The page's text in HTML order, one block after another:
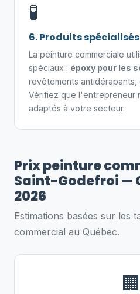
🧪
6. Produits spécialisés
La peinture commerciale
spéciaux : époxy pour les
revêtements
Vérifiez que l'entrepreneur
adaptés à votre secteur.
Prix peinture
Saint-Godefroi —
2026
Estimations basées sur les
commercial au Québec.
🏢